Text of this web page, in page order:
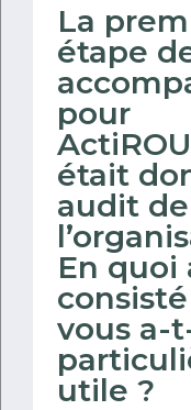
La
étape
pour
était
audit de
En quoi
vous a-
utile ?